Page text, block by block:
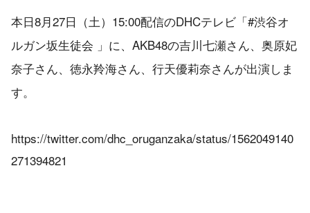
本日8月27日（土）15:00配信のDHCテレビ「#渋谷オ
ルガン坂生徒会 」に、AKB48の吉川七瀬さん、奥原妃
奈子さん、徳永羚海さん、行天優莉奈さんが出演しま
す。
https://twitter.com/dhc_oruganzaka/status/1562049140
271394821